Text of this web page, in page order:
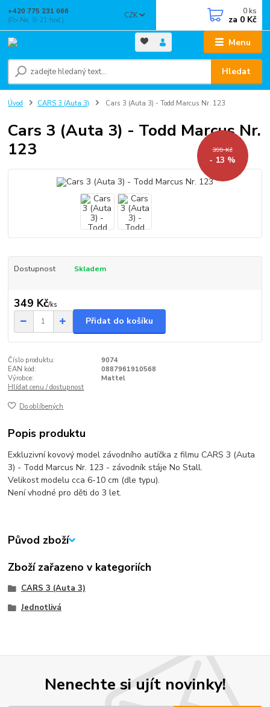
Menu
CZK
Hledat
+420 775 231 066
(Po-Ne, 9-21 hod.)
0 ks
za 0 Kč
Úvod CARS 3 (Auta 3) Cars 3 (Auta 3) - Todd Marcus Nr. 123
Cars 3 (Auta 3) - Todd Marcus Nr.
123
399 Kč
- 13 %
Dostupnost Skladem
349 Kč/ks
Přidat do košíku
Číslo produktu:
9074
EAN kód:
0887961910568
Výrobce:
Mattel
Hlídat cenu / dostupnost
Do oblíbených
Popis produktu
Exkluzivní kovový model závodního autíčka z filmu CARS 3 (Auta
3) - Todd Marcus Nr. 123 - závodník stáje No Stall.
Velikost modelu cca 6-10 cm (dle typu).
Není vhodné pro děti do 3 let.
Původ zboží
Zboží zařazeno v kategoriích
CARS 3 (Auta 3)
Jednotlivá
Nenechte si ujít novinky!